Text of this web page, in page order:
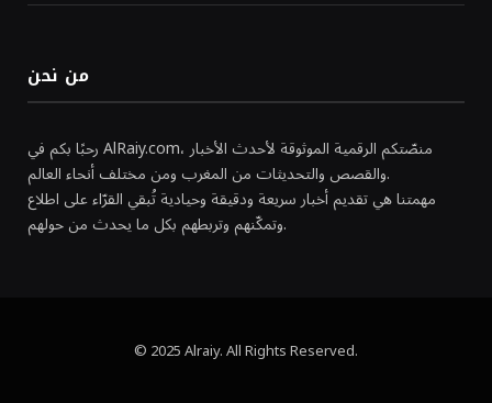
من نحن
رحبًا بكم في AlRaiy.com، منصّتكم الرقمية الموثوقة لأحدث الأخبار
والقصص والتحديثات من المغرب ومن مختلف أنحاء العالم.
مهمتنا هي تقديم أخبار سريعة ودقيقة وحيادية تُبقي القرّاء على اطلاع
وتمكّنهم وتربطهم بكل ما يحدث من حولهم.
© 2025 Alraiy. All Rights Reserved.